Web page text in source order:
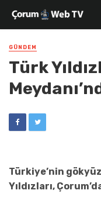
GÜNDEM
Türk
Türkiye’nin
Yıldızları,